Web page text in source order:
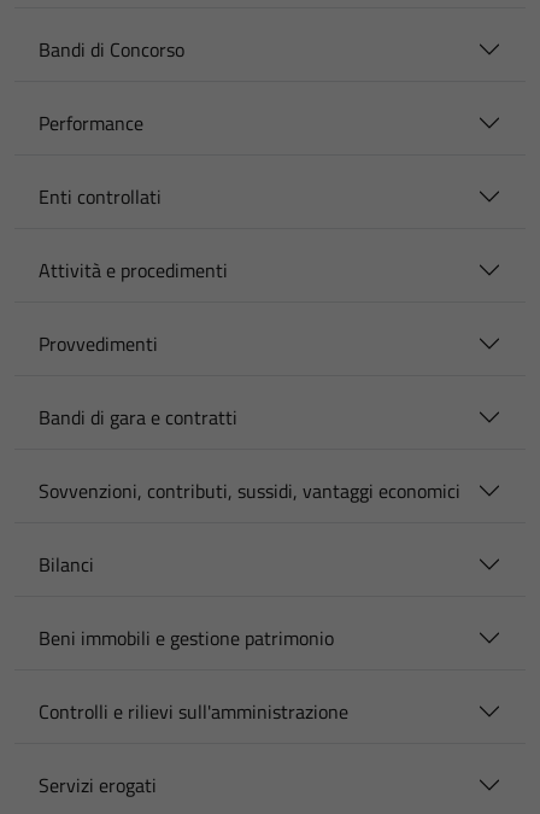
Bandi di Concorso
Performance
Enti controllati
Attività e procedimenti
Provvedimenti
Bandi di gara e contratti
Sovvenzioni, contributi, sussidi, vantaggi economici
Bilanci
Beni immobili e gestione patrimonio
Controlli e rilievi sull'amministrazione
Servizi erogati